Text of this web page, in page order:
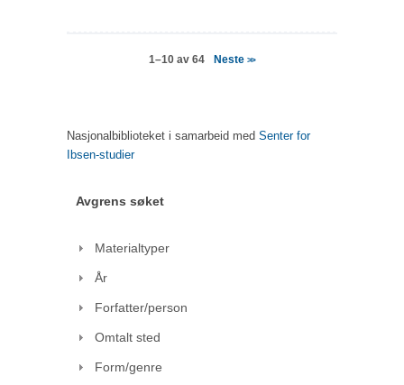
1–10 av 64 Neste>>
Nasjonalbiblioteket i samarbeid med Senter for
Ibsen-studier
Avgrens søket
Materialtyper
År
Forfatter/person
Omtalt sted
Form/genre